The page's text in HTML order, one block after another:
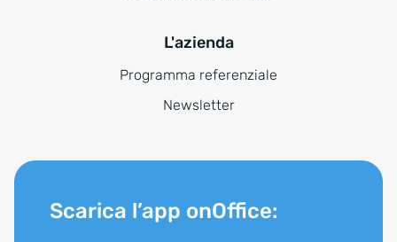
L'azienda
Programma referenziale
Newsletter
Scarica l’app onOffice: